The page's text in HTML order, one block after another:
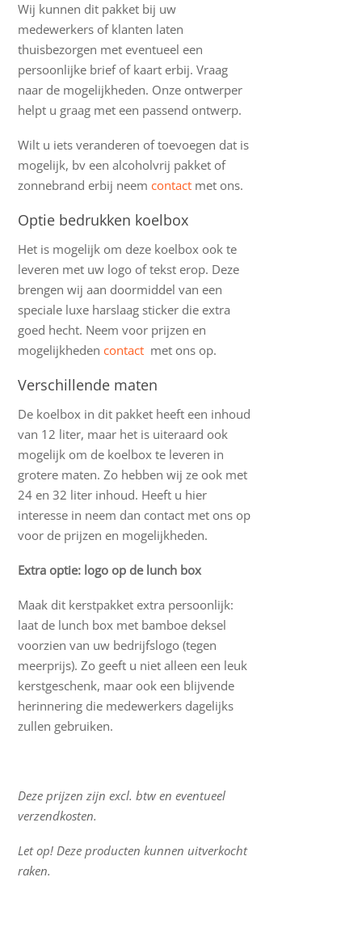
Wij kunnen dit pakket bij uw
medewerkers of klanten laten
thuisbezorgen met eventueel een
persoonlijke brief of kaart erbij. Vraag
naar de mogelijkheden. Onze ontwerper
helpt u graag met een passend ontwerp.
Wilt u iets veranderen of toevoegen dat is
mogelijk, bv een alcoholvrij pakket of
zonnebrand erbij neemcontact met ons.
Optie bedrukken koelbox
Het is mogelijk om deze koelbox ook te
leveren met uw logo of tekst erop. Deze
brengen wij aan doormiddel van een
speciale luxe harslaag sticker die extra
goed hecht. Neem voor prijzen en
mogelijkhedencontact met ons op.
Verschillende maten
De koelbox in dit pakket heeft een inhoud
van 12 liter, maar het is uiteraard ook
mogelijk om de koelbox te leveren in
grotere maten. Zo hebben wij ze ook met
24 en 32 liter inhoud. Heeft u hier
interesse in neem dan contact met ons op
voor de prijzen en mogelijkheden.
Extra optie: logo op de lunch box
Maak dit kerstpakket extra persoonlijk:
laat de lunch box met bamboe deksel
voorzien van uw bedrijfslogo (tegen
meerprijs). Zo geeft u niet alleen een leuk
kerstgeschenk, maar ook een blijvende
herinnering die medewerkers dagelijks
zullen gebruiken.
Deze prijzen zijn excl. btw en eventueel
verzendkosten.
Let op! Deze producten kunnen uitverkocht
raken.